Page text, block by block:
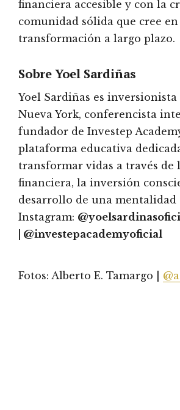
financiera accesible y con la
comunidad sólida que cree
transformación a largo plazo.
Sobre Yoel Sardiñas
Yoel Sardiñas es inversionista
Nueva York, conferencista
fundador de Investep
plataforma educativa
transformar vidas a través de
financiera, la inversión
desarrollo de una mentalidad
Instagram:
| @investepacademyoficial
Fotos: Alberto E. Tamargo |